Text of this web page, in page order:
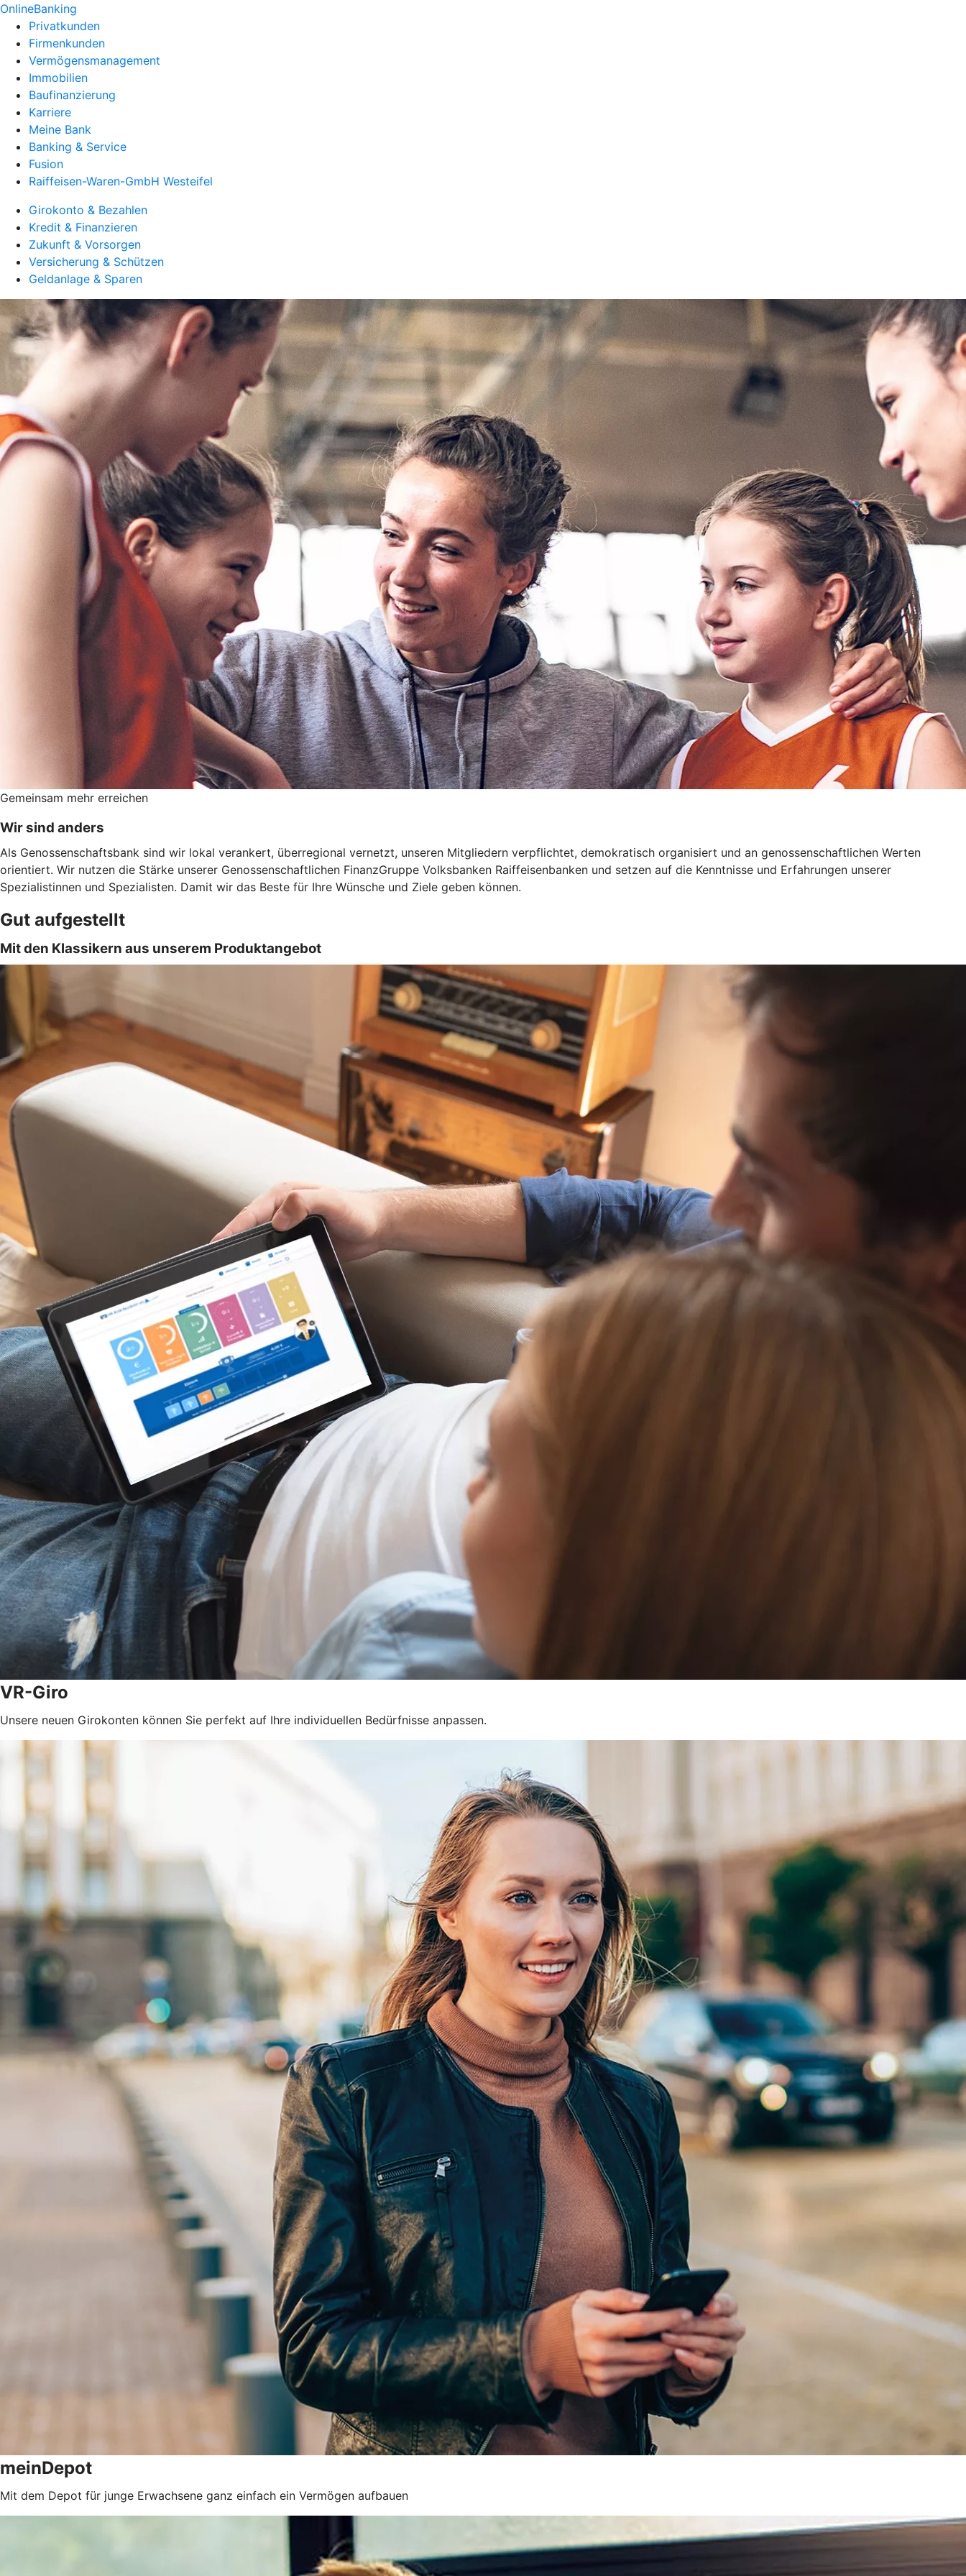
OnlineBanking
Privatkunden
Firmenkunden
Vermögensmanagement
Immobilien
Baufinanzierung
Karriere
Meine Bank
Banking & Service
Fusion
Raiffeisen-Waren-GmbH Westeifel
Girokonto & Bezahlen
Kredit & Finanzieren
Zukunft & Vorsorgen
Versicherung & Schützen
Geldanlage & Sparen
Gemeinsam mehr erreichen
Wir sind anders
Als Genossenschaftsbank sind wir lokal verankert, überregional vernetzt, unseren Mitgliedern verpflichtet, demokratisch organisiert und an genossenschaftlichen Werten
orientiert. Wir nutzen die Stärke unserer Genossenschaftlichen FinanzGruppe Volksbanken Raiffeisenbanken und setzen auf die Kenntnisse und Erfahrungen unserer
Spezialistinnen und Spezialisten. Damit wir das Beste für Ihre Wünsche und Ziele geben können.
Gut aufgestellt
Mit den Klassikern aus unserem Produktangebot
VR-Giro
Unsere neuen Girokonten können Sie perfekt auf Ihre individuellen Bedürfnisse anpassen.
meinDepot
Mit dem Depot für junge Erwachsene ganz einfach ein Vermögen aufbauen